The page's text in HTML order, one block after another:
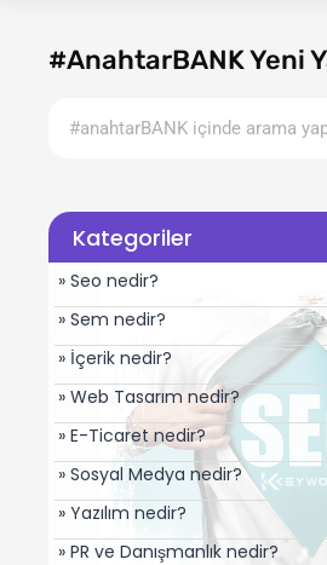
#AnahtarBANK Yeni
Kategoriler
» Seo nedir?
» Sem nedir?
» İçerik nedir?
» Web Tasarım nedir?
» E-Ticaret nedir?
» Sosyal Medya nedir?
» Yazılım nedir?
» PR ve Danışmanlık nedir?